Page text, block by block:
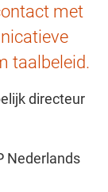
met
taalbeleid.
directeur
Nederlands